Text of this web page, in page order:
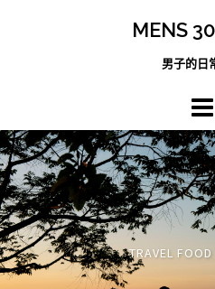
MENS
男子的日
TRAVEL FOOD